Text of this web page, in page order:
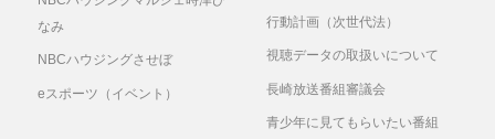
なみ
NBCハウジングさせぼ
eスポーツ（イベント）
行動計画（次世代法）
視聴データの取扱いについて
長崎放送番組審議会
青少年に見てもらいたい番組